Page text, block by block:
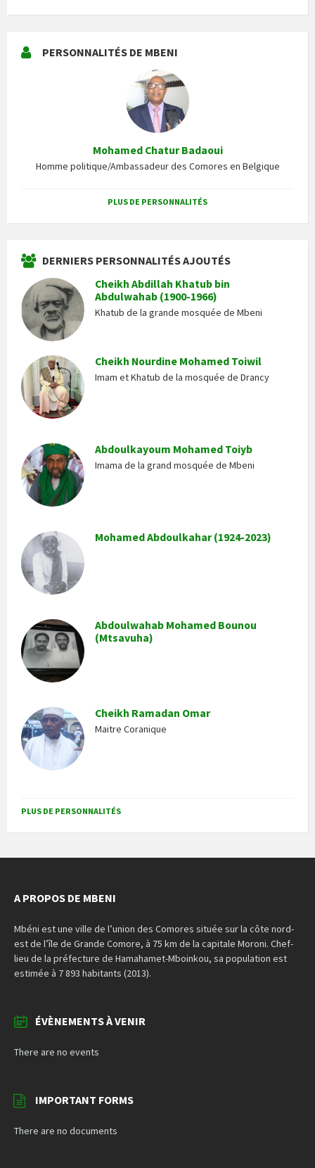
PERSONNALITÉS DE MBENI
Mohamed Chatur Badaoui
Homme politique/Ambassadeur des Comores en Belgique
PLUS DE PERSONNALITÉS
DERNIERS PERSONNALITÉS AJOUTÉS
Cheikh Abdillah Khatub bin
Abdulwahab (1900-1966)
Khatub de la grande mosquée de Mbeni
Cheikh Nourdine Mohamed Toiwil
Imam et Khatub de la mosquée de Drancy
Abdoulkayoum Mohamed Toiyb
Imama de la grand mosquée de Mbeni
Mohamed Abdoulkahar (1924-2023)
Abdoulwahab Mohamed Bounou
(Mtsavuha)
Cheikh Ramadan Omar
Maitre Coranique
PLUS DE PERSONNALITÉS
A PROPOS DE MBENI
Mbéni est une ville de l’union des Comores située sur la côte nord-
est de l’île de Grande Comore, à 75 km de la capitale Moroni. Chef-
lieu de la préfecture de Hamahamet-Mboinkou, sa population est
estimée à 7 893 habitants (2013).
ÉVÈNEMENTS À VENIR
There are no events
IMPORTANT FORMS
There are no documents